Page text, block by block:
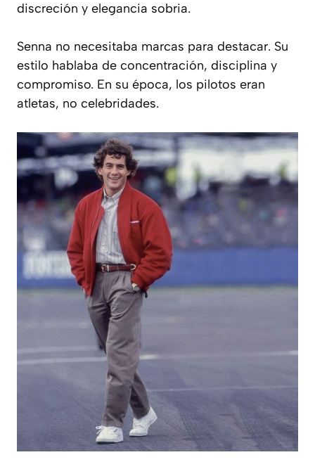
discreción y elegancia sobria.
Senna no necesitaba marcas para destacar. Su
estilo hablaba de concentración, disciplina y
compromiso. En su época, los pilotos eran
atletas, no celebridades.